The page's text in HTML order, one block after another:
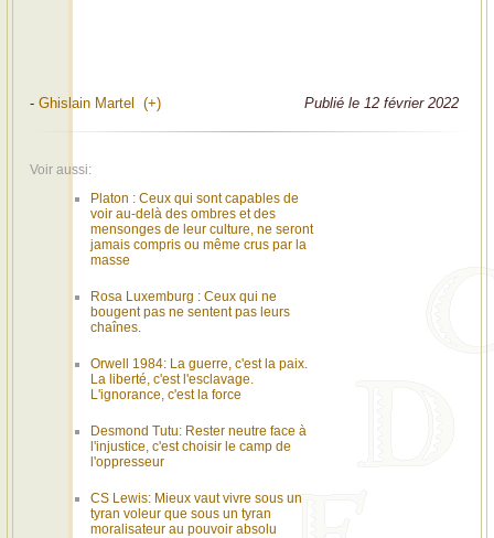
- Ghislain Martel (+) Publié le 12 février 2022
Voir aussi:
Platon : Ceux qui sont capables de
voir au-delà des ombres et des
mensonges de leur culture, ne seront
jamais compris ou même crus par la
masse
Rosa Luxemburg : Ceux qui ne
bougent pas ne sentent pas leurs
chaînes.
Orwell 1984: La guerre, c'est la paix.
La liberté, c'est l'esclavage.
L'ignorance, c'est la force
Desmond Tutu: Rester neutre face à
l'injustice, c'est choisir le camp de
l'oppresseur
CS Lewis: Mieux vaut vivre sous un
tyran voleur que sous un tyran
moralisateur au pouvoir absolu